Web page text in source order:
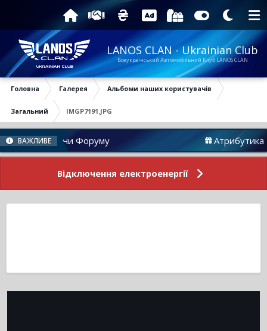
LANOS CLAN - Ukrainian Club
Всеукраїнський Автомобільний Клуб LANOS CLAN
Головна Галерея Альбоми наших користувачів
Загальний IMGP7191.JPG
ВАЖЛИВЕ
Новини Форуму Атрибутика
Відключення електроенергії